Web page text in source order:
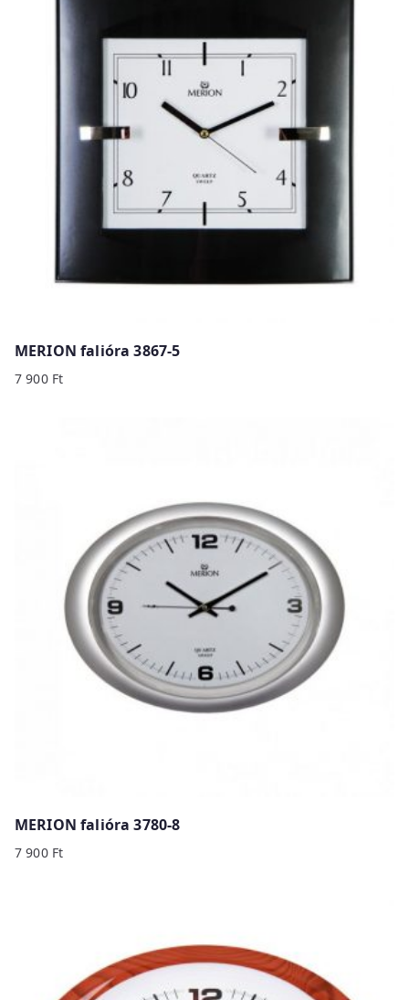
MERION falióra 3867-5
7 900 Ft
MERION falióra 3780-8
7 900 Ft